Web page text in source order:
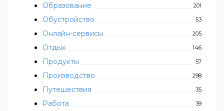
Образование 201
Обустройство 53
Онлайн-сервисы 205
Отдых 146
Продукты 57
Производство 298
Путешествия 35
Работа 39